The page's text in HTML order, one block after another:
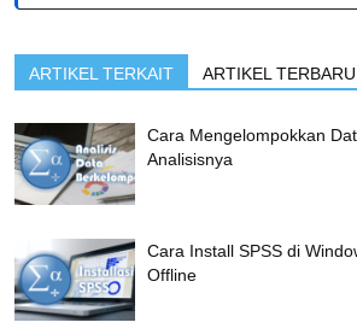
ARTIKEL TERKAIT ARTIKEL TERBARU
Cara Mengelompokkan
Analisisnya
Cara Install SPSS di
Offline